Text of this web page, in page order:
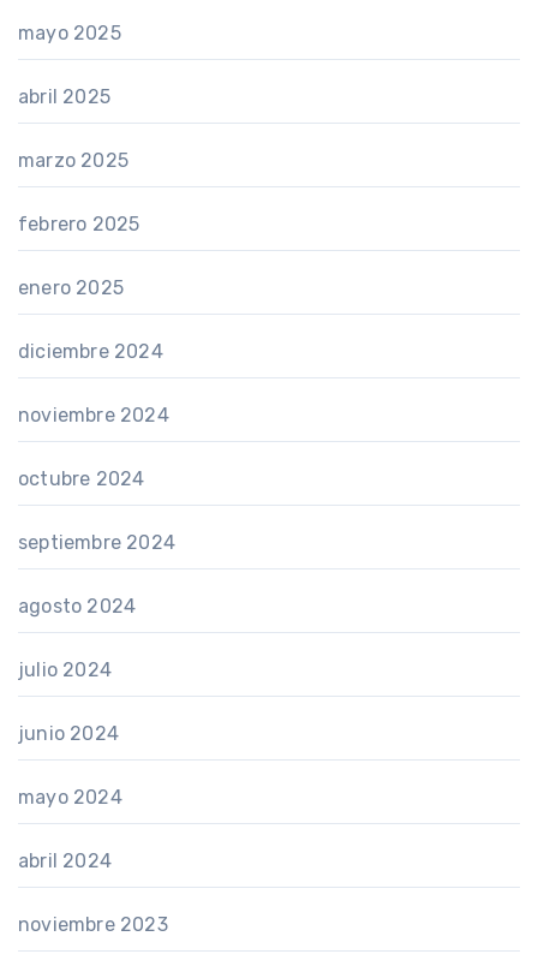
mayo 2025
abril 2025
marzo 2025
febrero 2025
enero 2025
diciembre 2024
noviembre 2024
octubre 2024
septiembre 2024
agosto 2024
julio 2024
junio 2024
mayo 2024
abril 2024
noviembre 2023